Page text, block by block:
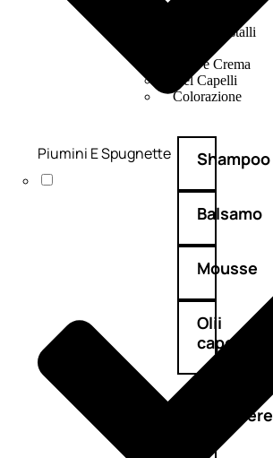
Sieri e Cristalli
Cera e Crema
Gel Capelli
Colorazione
Shampoo
Balsamo
Mousse
Olii
capelli
Maschere
Piumini E Spugnette